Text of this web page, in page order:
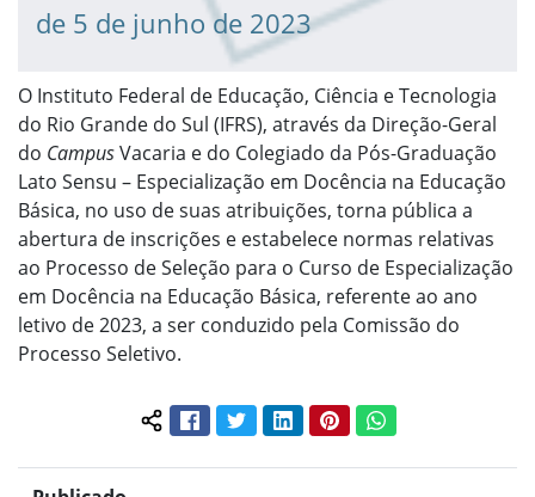
de 5 de junho de 2023
O Instituto Federal de Educação, Ciência e Tecnologia
do Rio Grande do Sul (IFRS), através da Direção-Geral
do CampusVacaria e do Colegiado da Pós-Graduação
Lato Sensu – Especialização em Docência na Educação
Básica, no uso de suas atribuições, torna pública a
abertura de inscrições e estabelece normas relativas
ao Processo de Seleção para o Curso de Especialização
em Docência na Educação Básica, referente ao ano
letivo de 2023, a ser conduzido pela Comissão do
Processo Seletivo.
Compartilhar conteúdo:
FacebookTwitterLinkedInPinterestWhatsApp